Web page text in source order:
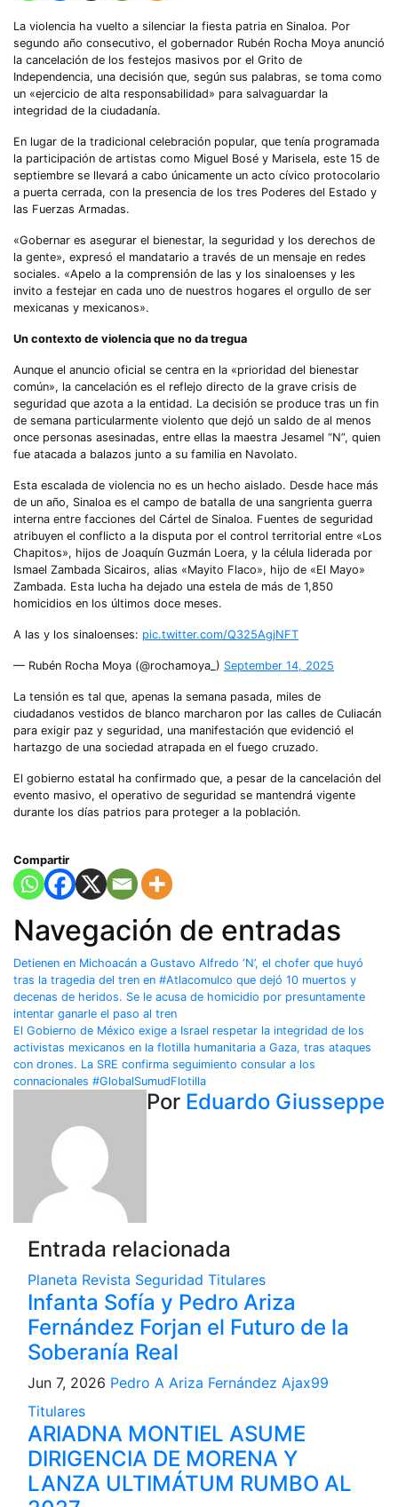
La violencia ha vuelto a silenciar la fiesta patria en Sinaloa. Por
segundo año consecutivo, el gobernador Rubén Rocha Moya anunció
la cancelación de los festejos masivos por el Grito de
Independencia, una decisión que, según sus palabras, se toma como
un «ejercicio de alta responsabilidad» para salvaguardar la
integridad de la ciudadanía.
En lugar de la tradicional celebración popular, que tenía programada
la participación de artistas como Miguel Bosé y Marisela, este 15 de
septiembre se llevará a cabo únicamente un acto cívico protocolario
a puerta cerrada, con la presencia de los tres Poderes del Estado y
las Fuerzas Armadas.
«Gobernar es asegurar el bienestar, la seguridad y los derechos de
la gente», expresó el mandatario a través de un mensaje en redes
sociales. «Apelo a la comprensión de las y los sinaloenses y les
invito a festejar en cada uno de nuestros hogares el orgullo de ser
mexicanas y mexicanos».
Un contexto de violencia que no da tregua
Aunque el anuncio oficial se centra en la «prioridad del bienestar
común», la cancelación es el reflejo directo de la grave crisis de
seguridad que azota a la entidad. La decisión se produce tras un fin
de semana particularmente violento que dejó un saldo de al menos
once personas asesinadas, entre ellas la maestra Jesamel “N”, quien
fue atacada a balazos junto a su familia en Navolato.
Esta escalada de violencia no es un hecho aislado. Desde hace más
de un año, Sinaloa es el campo de batalla de una sangrienta guerra
interna entre facciones del Cártel de Sinaloa. Fuentes de seguridad
atribuyen el conflicto a la disputa por el control territorial entre «Los
Chapitos», hijos de Joaquín Guzmán Loera, y la célula liderada por
Ismael Zambada Sicairos, alias «Mayito Flaco», hijo de «El Mayo»
Zambada. Esta lucha ha dejado una estela de más de 1,850
homicidios en los últimos doce meses.
A las y los sinaloenses: pic.twitter.com/Q325AgjNFT
— Rubén Rocha Moya (@rochamoya_) September 14, 2025
La tensión es tal que, apenas la semana pasada, miles de
ciudadanos vestidos de blanco marcharon por las calles de Culiacán
para exigir paz y seguridad, una manifestación que evidenció el
hartazgo de una sociedad atrapada en el fuego cruzado.
El gobierno estatal ha confirmado que, a pesar de la cancelación del
evento masivo, el operativo de seguridad se mantendrá vigente
durante los días patrios para proteger a la población.
Compartir
Navegación de entradas
Detienen en Michoacán a Gustavo Alfredo ‘N’, el chofer que huyó
tras la tragedia del tren en #Atlacomulco que dejó 10 muertos y
decenas de heridos. Se le acusa de homicidio por presuntamente
intentar ganarle el paso al tren
El Gobierno de México exige a Israel respetar la integridad de los
activistas mexicanos en la flotilla humanitaria a Gaza, tras ataques
con drones. La SRE confirma seguimiento consular a los
connacionales #GlobalSumudFlotilla
Por Eduardo Giusseppe
Entrada relacionada
Planeta Revista Seguridad Titulares
Infanta Sofía y Pedro Ariza
Fernández Forjan el Futuro de la
Soberanía Real
Jun 7, 2026 Pedro A Ariza Fernández Ajax99
Titulares
ARIADNA MONTIEL ASUME
DIRIGENCIA DE MORENA Y
LANZA ULTIMÁTUM RUMBO AL